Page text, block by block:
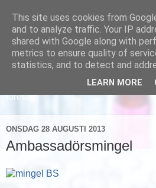
Läs om hur vi marknadsför svensk
företag
ONSDAG 28 AUGUSTI 2013
Ambassadörsmingel
This site uses cookies from
and to analyze traffic. Your IP
shared with Google along with
metrics to ensure quality of
statistics, and to detect and
LEARN MORE